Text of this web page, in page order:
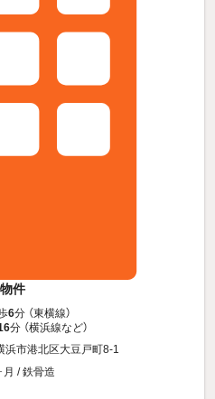
件
6分 （東横線）
分 （横浜線など）
浜市港北区大豆戸町8-1
/ 鉄骨造